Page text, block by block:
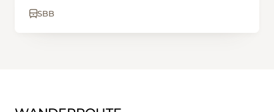
SBB